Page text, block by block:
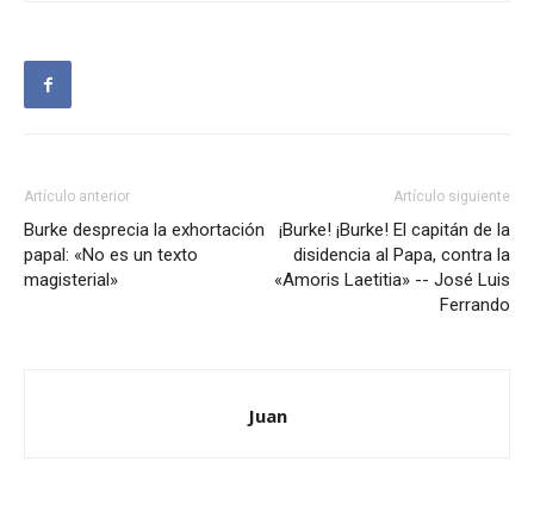
Artículo anterior
Burke desprecia la exhortación
papal: «No es un texto
magisterial»
Artículo siguiente
¡Burke! ¡Burke! El capitán de la
disidencia al Papa, contra la
«Amoris Laetitia» -- José Luis
Ferrando
Juan